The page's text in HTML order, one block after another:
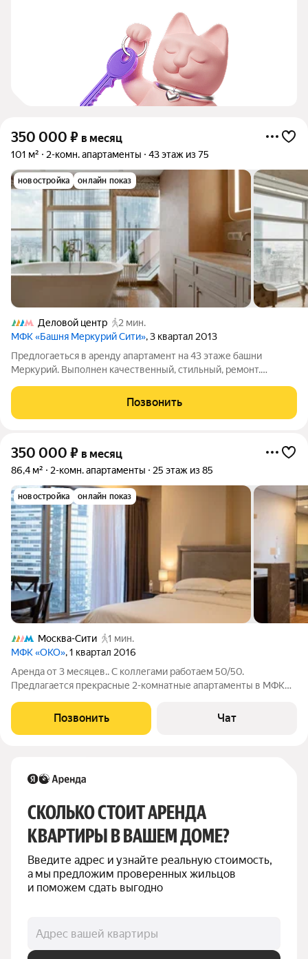
350 000 ₽ в месяц
101 м² 2-комн. апартаменты 43 этаж из 75
новостройка онлайн показ
Деловой центр
2 мин.
МФК «Башня Меркурий Сити», 3 квартал 2013
Предлогаеться в аренду апартамент на 43 этаже башни
Меркурий. Выполнен качественный, стильный, ремонт.
с кухней, спальню с гардеробной комнатой и санузлом,
гостевой санузел и холл. Апартамент
Позвонить
350 000 ₽ в месяц
86,4 м² 2-комн. апартаменты 25 этаж из 85
новостройка онлайн показ
Москва-Сити
1 мин.
МФК «ОКО», 1 квартал 2016
Аренда от 3 месяцев.. С коллегами работаем 50/50.
Предлагается прекрасные 2-комнатные апартаменты в МФК
заселению. Функциональная планировка: кухня-гостиная и
изолированная спальня. В хозяйской
Позвонить Чат
СКОЛЬКО СТОИТ АРЕНДА
КВАРТИРЫ В ВАШЕМ ДОМЕ?
Введите адрес и узнайте реальную стоимость,
а мы предложим проверенных жильцов
и поможем сдать выгодно
Адрес вашей квартиры